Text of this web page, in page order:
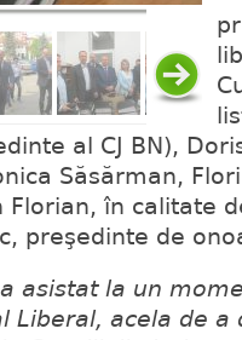
al CJ BN),
Săsărman,
în calitate
preşedinte de
asistat la un
Liberal, acela de a